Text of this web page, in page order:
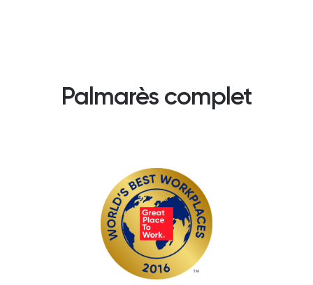
Palmarès complet